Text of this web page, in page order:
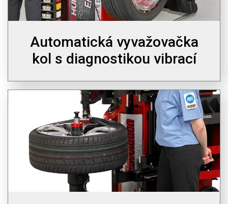
Automatická vyvažovačka
kol s diagnostikou vibrací